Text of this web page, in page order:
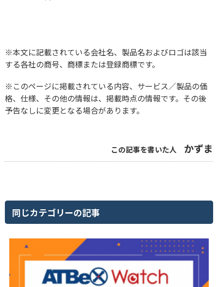
※本文に記載されている会社名、製品名およびロゴは該当
する各社の商号、商標または登録商標です。
※このページに掲載されている内容、サービス／製品の価
格、仕様、その他の情報は、掲載時点の情報です。その後
予告なしに変更となる場合があります。
この記事を書いた人 かずま
同じカテゴリーの記事